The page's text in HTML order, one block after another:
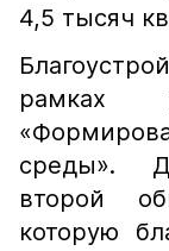
4,5 тысяч
рамках
среды».
второй
которую